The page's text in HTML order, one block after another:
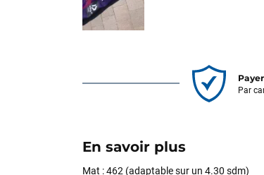
Par
En savoir plus
Mat : 462 (adaptable sur un 4.30 sdm)